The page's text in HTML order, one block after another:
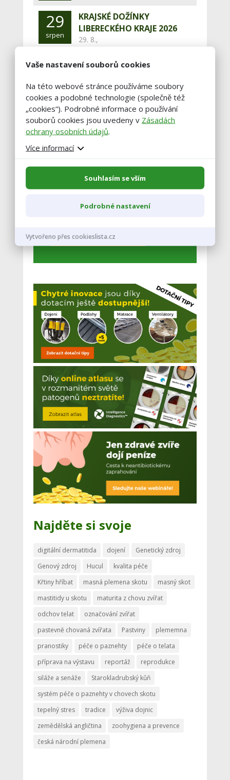
29
srpen
KRAJSKÉ DOŽÍNKY
LIBERECKÉHO KRAJE 2026
29. 8.,
Buďte vždy v obraze!
Zadejte váš email a my vám občas
Najděte si svoje
digitální dermatitida dojení
Genetický zdroj
Genový zdroj
Hucul
kvalita péče
Křtiny hříbat
masná plemena skotu
masný skot
mastitidy u skotu
maturita z chovu zvířat
odchov telat
označování zvířat
pastevně chovaná zvířata
Pastviny
plememna
pranostiky
péče o paznehty
péče o telata
příprava na výstavu
reportáž
reprodukce
siláže a senáže
Starokladrubský kůň
systém péče o paznehty v chovech skotu
tepelný stres
tradice
výživa dojnic
zemědělská angličtina
zoohygiena a prevence
česká národní plemena
Vaše nastavení souborů cookies
Na této webové stránce používáme soubory
cookies a podobné technologie (společně též
„cookies“). Podrobné informace o používání
souborů cookies jsou uvedeny v Zásadách
ochrany osobních údajů.
Více informací
Souhlasím se vším
Podrobné nastavení
Vytvořeno přes cookieslista.cz